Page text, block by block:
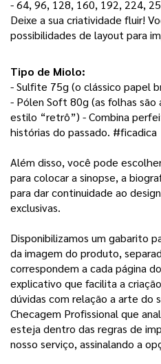
Deixe a sua criatividade fluir!
possibilidades de layout para
Tipo de Miolo:
- Sulfite 75g (o clássico papel
- Pólen Soft 80g (as folhas são
estilo “retrô”) - Combina
histórias do passado. #ficadica
Além disso, você pode
para colocar a sinopse, a
para dar continuidade ao
exclusivas.
Disponibilizamos um gabarito
da imagem do produto,
correspondem a cada página
explicativo que facilita a
dúvidas com relação a arte do
Checagem Profissional que
esteja dentro das regras de
nosso serviço, assinalando a